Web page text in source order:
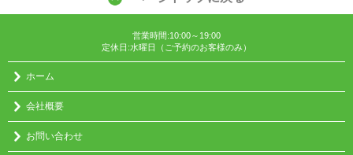
営業時間:10:00～19:00
定休日:水曜日（ご予約のお客様のみ）
ホーム
会社概要
お問い合わせ